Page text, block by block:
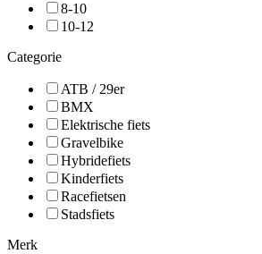
8-10
10-12
Categorie
ATB / 29er
BMX
Elektrische fiets
Gravelbike
Hybridefiets
Kinderfiets
Racefietsen
Stadsfiets
Merk